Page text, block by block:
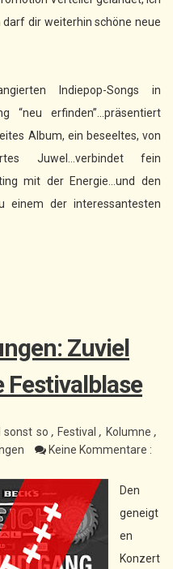
dir weiterhin schöne neue
Indiepop-Songs in
“neu erfinden”...präsentiert
Album, ein beseeltes, von
Juwel...verbindet fein
mit der Energie...und den
einem der interessantesten
Zuviel
Festivalblase
sonst so , Festival, Kolumne,
Keine Kommentare :
Den
geneigt
en
Konzert